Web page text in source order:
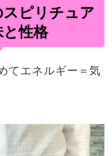
ピリチュア
性格
てエネルギー＝気